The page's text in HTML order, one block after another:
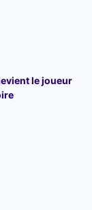
le joueur